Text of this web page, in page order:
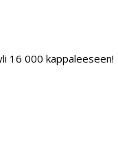
16 000 kappaleeseen!